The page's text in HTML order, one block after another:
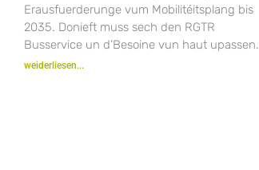
Erausfuerderunge vum Mobilitéitsplang bis
2035. Donieft muss sech den RGTR
Busservice un d’Besoine vun haut upassen.
weiderliesen...